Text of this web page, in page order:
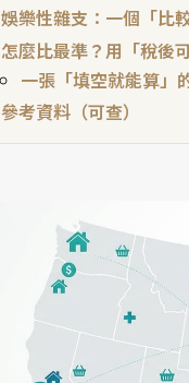
娛樂性雜支：一個「比
怎麼比最準？用「稅後
一張「填空就能算」
參考資料（可查）